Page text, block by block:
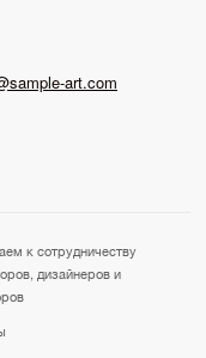
art.com
к сотрудничеству
дизайнеров и